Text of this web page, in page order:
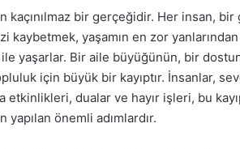
kaçınılmaz bir gerçeğidir. Her insan,
kaybetmek, yaşamın en zor
yaşarlar. Bir aile büyüğünün, bir
için büyük bir kayıptır. İnsanlar,
etkinlikleri, dualar ve hayır işleri, bu
yapılan önemli adımlardır.